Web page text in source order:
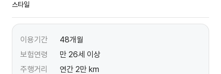
스타일
이용기간
48개월
보험연령
만 26세 이상
주행거리
연간 2만 km